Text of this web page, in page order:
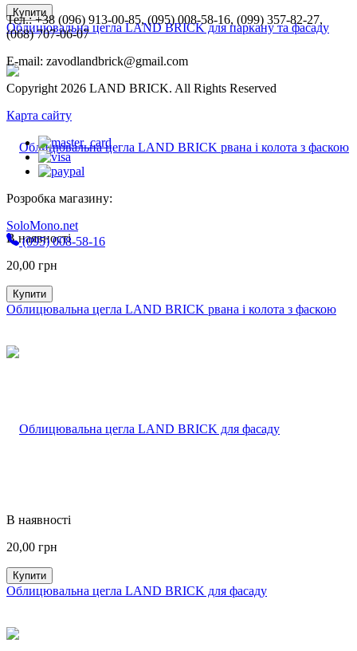
Купити
Облицювальна цегла LAND BRICK для паркану та фасаду
В наявності
20,00 грн
Купити
Облицювальна цегла LAND BRICK рвана і колота з фаскою
В наявності
20,00 грн
Купити
Облицювальна цегла LAND BRICK для фасаду
Тел.: +38 (096) 913-00-85, (095) 008-58-16, (099) 357-82-27,
(068) 707-06-07
E-mail: zavodlandbrick@gmail.com
Copyright 2026 LAND BRICK. All Rights Reserved
Карта сайту
Розробка магазину:
SoloMono.net
(095) 008-58-16